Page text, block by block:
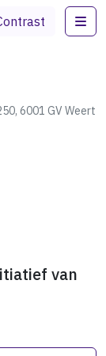
6001 GV Weert
van